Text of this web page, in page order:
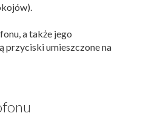
a także jego
przyciski umieszczone na